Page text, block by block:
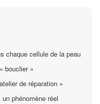
chaque cellule de la peau
bouclier »
de réparation »
phénomène réel